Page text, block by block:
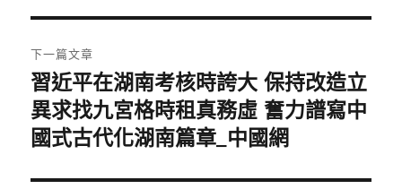
下一篇文章
下
一
篇
章:
習近平在湖南考核時誇大 保持改造立
異求找九宮格時租真務虛 奮力譜寫中
國式古代化湖南篇章_中國網